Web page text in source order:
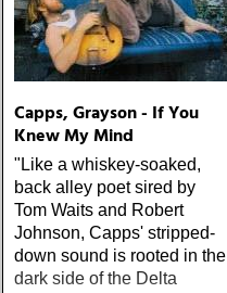
Capps, Grayson - If You
Knew My Mind
"Like a whiskey-soaked,
back alley poet sired by
Tom Waits and Robert
Johnson, Capps' stripped-
down sound is rooted in the
dark side of the Delta